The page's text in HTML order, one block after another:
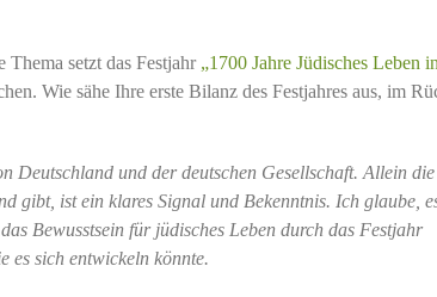
Thema setzt das Festjahr „1700 Jahre Jüdisches Leben in
Wie sähe Ihre erste Bilanz des Festjahres aus, im
Deutschland und der deutschen Gesellschaft. Allein die
gibt, ist ein klares Signal und Bekenntnis. Ich glaube,
Bewusstsein für jüdisches Leben durch das Festjahr
es sich entwickeln könnte.